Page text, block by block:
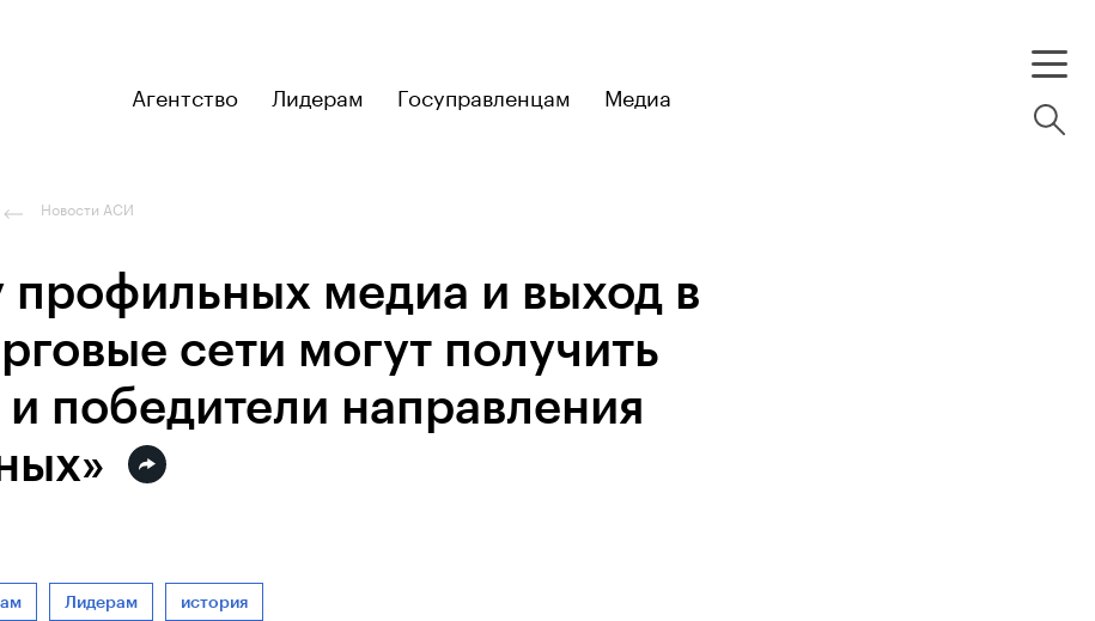
Агентство Лидерам Госуправленцам Медиа
Новости АСИ
медиа и выход в
сети могут получить
победители направления
Лидерам история